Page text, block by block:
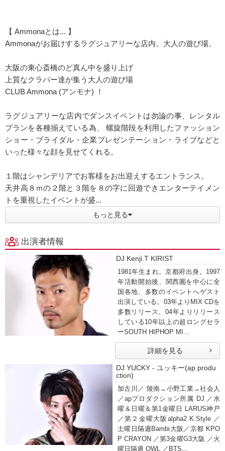
【 Ammonaとは... 】
Ammonaがお届けするラグジュアリーな店内、大人の遊び場。
大阪の東心斎橋のど真ん中を盛り上げ
上質なクラバー達が集う大人の遊び場
CLUB Ammona (アンモナ) ！
ラグジュアリーな店内でダンスイベントは勿論の事、レンタル
プランを各種揃えている為、 螺旋階段を利用したファッション
ショー・ブライダル・企業プレゼンテーション・ライブなどと
いった様々な顔を見せてくれる。
１階はシャンデリアでお客様をお出迎えするエントランス。
天井高８ｍの２階と３階を８の字に回遊できエンターテイメン
トを重視したイベントが盛...
もっと見る
出演者情報
DJ Kenji.T KIRIST
1981年生まれ。京都府出身。1997
年活動開始後、関西圏を中心に全
国各地、多数のイベントへゲスト
出演している。03年よりMIX CDを
多数リリース。04年よりリリース
している10年以上の超ロングセラ
ーSOUTH HIPHOP MI...
詳細を見る
DJ YUCKY - ユッキー(ap produ
ction)
加古川／ 陵南→小野工業→社会人
／apプロダクション所属 DJ ／水
曜＆日曜＆第1金曜日 LARUS神戸
／第２金曜大阪alpha2 K.Style ／
土曜日隔週Bambi大阪／京都 KPO
P CRAYON ／第3金曜G3大阪 ／火
曜日隔週 OWL ／BTS...